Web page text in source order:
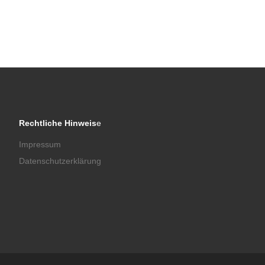
Rechtliche Hinweise
Impressum
Datenschutzerklärung